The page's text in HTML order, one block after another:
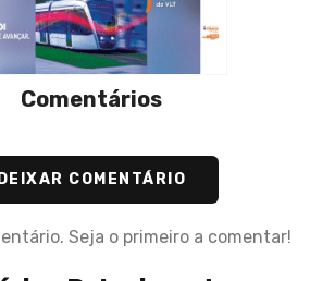
Comentários
DEIXAR COMENTÁRIO
Seja o primeiro a comentar!